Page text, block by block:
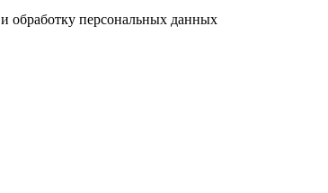
и обработку персональных данных